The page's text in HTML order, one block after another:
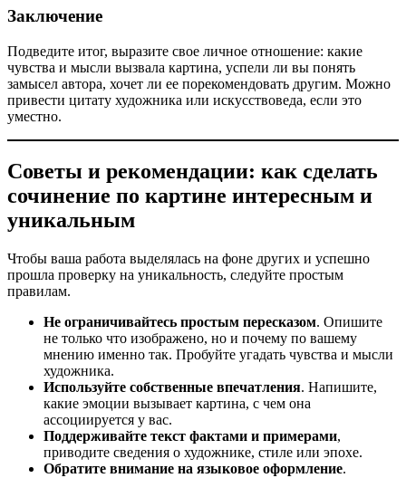
Заключение
Подведите итог, выразите свое личное отношение: какие
чувства и мысли вызвала картина, успели ли вы понять
замысел автора, хочет ли ее порекомендовать другим. Можно
привести цитату художника или искусствоведа, если это
уместно.
Советы и рекомендации: как сделать
сочинение по картине интересным и
уникальным
Чтобы ваша работа выделялась на фоне других и успешно
прошла проверку на уникальность, следуйте простым
правилам.
Не ограничивайтесь простым пересказом. Опишите
не только что изображено, но и почему по вашему
мнению именно так. Пробуйте угадать чувства и мысли
художника.
Используйте собственные впечатления. Напишите,
какие эмоции вызывает картина, с чем она
ассоциируется у вас.
Поддерживайте текст фактами и примерами,
приводите сведения о художнике, стиле или эпохе.
Обратите внимание на языковое оформление.